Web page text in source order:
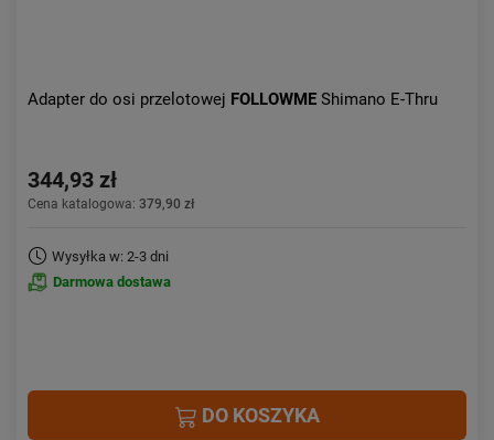
Adapter do osi przelotowej FOLLOWME Shimano E-Thru
344,93 zł
Cena katalogowa: 379,90 zł
Wysyłka w: 2-3 dni
Darmowa dostawa
DO KOSZYKA